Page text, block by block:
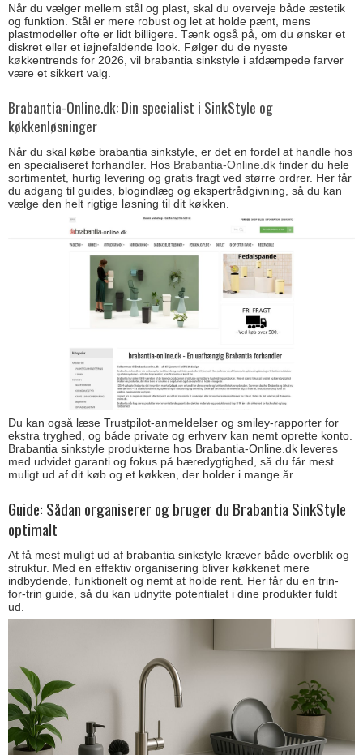
Når du vælger mellem stål og plast, skal du overveje både æstetik
og funktion. Stål er mere robust og let at holde pænt, mens
plastmodeller ofte er lidt billigere. Tænk også på, om du ønsker et
diskret eller et iøjnefaldende look. Følger du de nyeste
køkkentrends for 2026, vil brabantia sinkstyle i afdæmpede farver
være et sikkert valg.
Brabantia-Online.dk: Din specialist i SinkStyle og
køkkenløsninger
Når du skal købe brabantia sinkstyle, er det en fordel at handle hos
en specialiseret forhandler. Hos Brabantia-Online.dk finder du hele
sortimentet, hurtig levering og gratis fragt ved større ordrer. Her får
du adgang til guides, blogindlæg og ekspertrådgivning, så du kan
vælge den helt rigtige løsning til dit køkken.
Du kan også læse Trustpilot-anmeldelser og smiley-rapporter for
ekstra tryghed, og både private og erhverv kan nemt oprette konto.
Brabantia sinkstyle produkterne hos Brabantia-Online.dk leveres
med udvidet garanti og fokus på bæredygtighed, så du får mest
muligt ud af dit køb og et køkken, der holder i mange år.
Guide: Sådan organiserer og bruger du Brabantia SinkStyle
optimalt
At få mest muligt ud af brabantia sinkstyle kræver både overblik og
struktur. Med en effektiv organisering bliver køkkenet mere
indbydende, funktionelt og nemt at holde rent. Her får du en trin-
for-trin guide, så du kan udnytte potentialet i dine produkter fuldt
ud.